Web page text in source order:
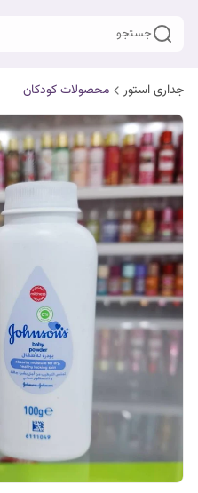
جستجو
جداری استور محصولات کودکان